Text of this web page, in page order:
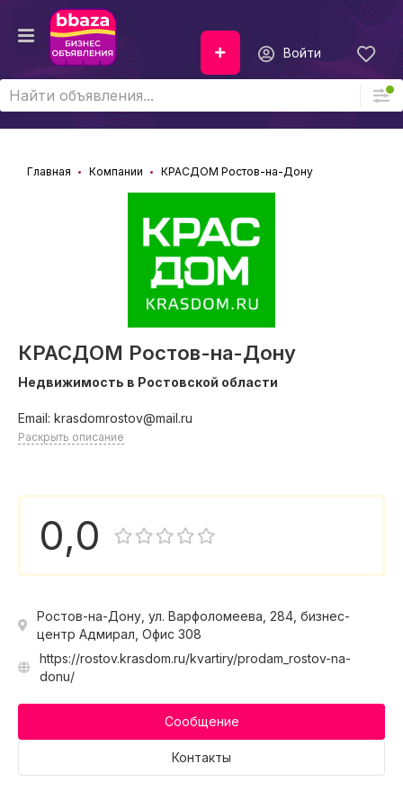
Войти
Главная Компании КРАСДОМ Ростов-на-Дону
КРАСДОМ Ростов-на-Дону
Недвижимость в Ростовской области
Email: krasdomrostov@mail.ru
Раскрыть описание
0,0
Ростов-на-Дону, ул. Варфоломеева, 284, бизнес-
центр Адмирал, Офис 308
https://rostov.krasdom.ru/kvartiry/prodam_rostov-na-
donu/
Сообщение
Контакты